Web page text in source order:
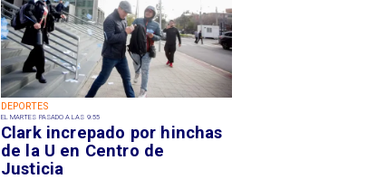
DEPORTES
EL MARTES PASADO A LAS 9:55
Clark increpado por hinchas
de la U en Centro de
Justicia